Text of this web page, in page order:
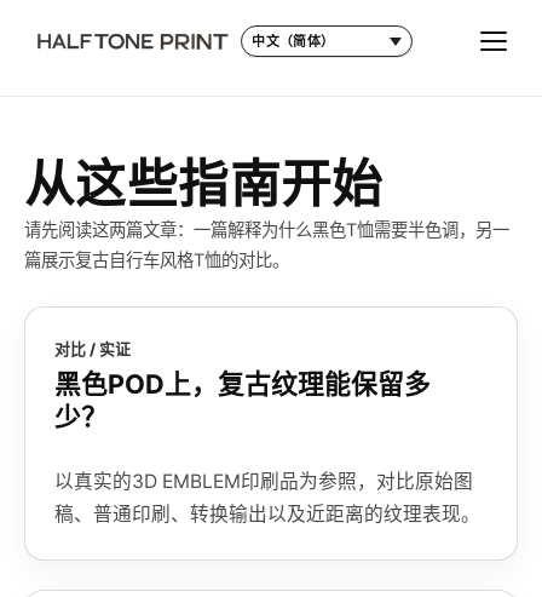
语言 切换
从这些指南开始
请先阅读这两篇文章：一篇解释为什么黑色T恤需要半色调，另一
篇展示复古自行车风格T恤的对比。
对比 / 实证
黑色POD上，复古纹理能保留多
少？
以真实的3D EMBLEM印刷品为参照，对比原始图
稿、普通印刷、转换输出以及近距离的纹理表现。